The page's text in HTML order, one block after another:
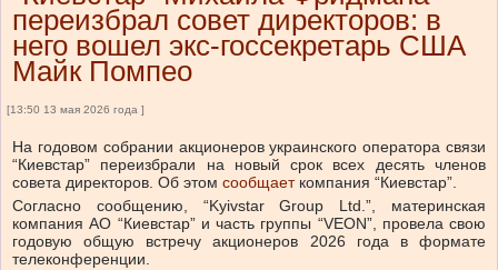
переизбрал совет директоров: в
него вошел экс-госсекретарь США
Майк Помпео
[13:50 13 мая 2026 года ]
На годовом собрании акционеров украинского оператора связи
“Киевстар” переизбрали на новый срок всех десять членов
совета директоров. Об этом сообщает компания “Киевстар”.
Согласно сообщению, “Kyivstar Group Ltd.”, материнская
компания АО “Киевстар” и часть группы “VEON”, провела свою
годовую общую встречу акционеров 2026 года в формате
телеконференции.